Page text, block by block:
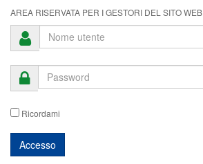
AREA RISERVATA PER I GESTORI DEL SITO WEB
Ricordami